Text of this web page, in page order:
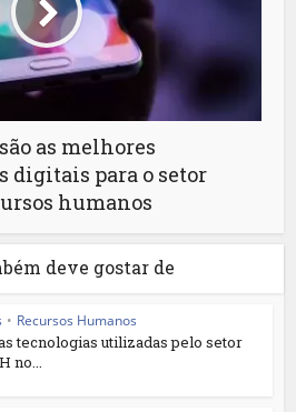
as melhores
digitais para o setor
humanos
deve gostar de
• Recursos Humanos
tecnologias utilizadas pelo setor
no...